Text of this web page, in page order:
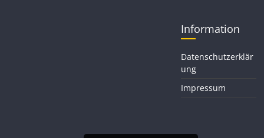
Information
Datenschutzerklär
ung
Impressum